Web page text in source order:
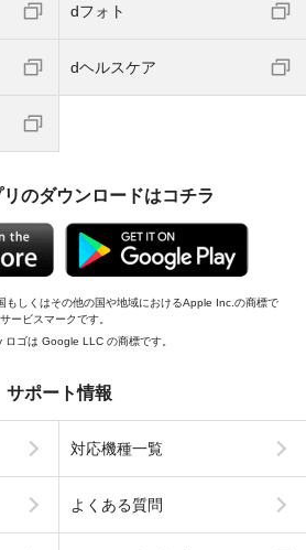
dフォト
dヘルスケア
のダウンロードはコチラ
しくはその他の国や地域におけるApple Inc.の商標で
ービスマークです。
ゴは Google LLC の商標です。
サポート情報
対応機種一覧
よくある質問